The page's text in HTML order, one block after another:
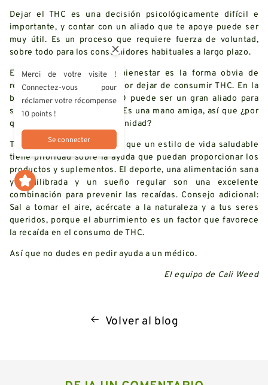
Dejar el THC es una decisión psicológicamente difícil e
importante, y contar con un aliado que te apoye puede ser
muy útil. Es un proceso que requiere fuerza de voluntad,
sobre todo para los consumidores habituales a largo plazo.
El CBD o cannabis light/bienestar es la forma obvia de
reducir el estrés causado por dejar de consumir THC. En la
batalla CBD vs THC, el CBD puede ser un gran aliado para
superar la adicción al THC. Es una mano amiga, así que ¿por
qué no aprovechar la oportunidad?
También conviene recordar que un estilo de vida saludable
tiene prioridad sobre la ayuda que puedan proporcionar los
productos y suplementos. El deporte, una alimentación sana
y equilibrada y un sueño regular son una excelente
combinación para prevenir las recaídas. Consejo adicional:
Sal a tomar el aire, acércate a la naturaleza y a tus seres
queridos, porque el aburrimiento es un factor que favorece
la recaída en el consumo de THC.
Así que no dudes en pedir ayuda a un médico.
El equipo de Cali Weed
Volver al blog
Merci de votre visite !
Connectez-vous pour
réclamer votre récompense
10 points !
Se connecter